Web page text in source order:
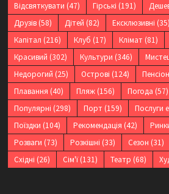
Відсвяткувати (47) Гірські (191)
Друзів(58) Дітей (82) Ексклюзивні (35)
Капітал (216) Клуб (17) Клімат(81)
Красивий (302) Культури (346)
Недорогий (25) Острові (124)
Плавання (40) Пляж(156) Погода (57)
Популярні (298) Порт(159) Послуги
Поїздки (104) Рекомендація (42)
Розваги (73) Розкішні (33) Сезон (31)
Східні (26) Сім'ї(131) Театр (68)